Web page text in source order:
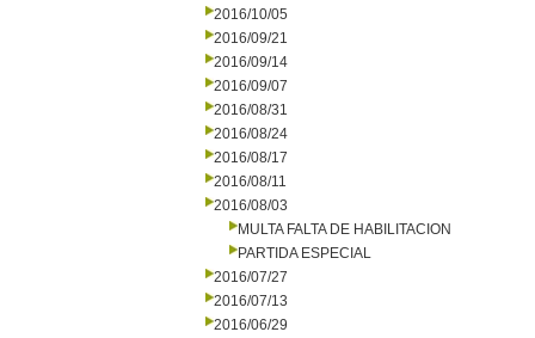
2016/10/05
2016/09/21
2016/09/14
2016/09/07
2016/08/31
2016/08/24
2016/08/17
2016/08/11
2016/08/03
MULTA FALTA DE HABILITACION
PARTIDA ESPECIAL
2016/07/27
2016/07/13
2016/06/29